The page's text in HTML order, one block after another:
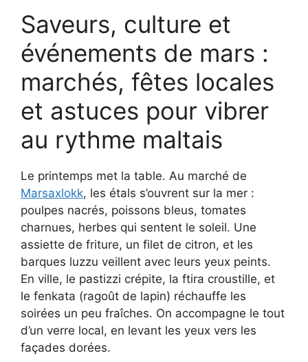
Saveurs, culture et
événements de mars :
marchés, fêtes locales
et astuces pour vibrer
au rythme maltais
Le printemps met la table. Au marché de
Marsaxlokk, les étals s’ouvrent sur la mer :
poulpes nacrés, poissons bleus, tomates
charnues, herbes qui sentent le soleil. Une
assiette de friture, un filet de citron, et les
barques luzzu veillent avec leurs yeux peints.
En ville, le pastizzi crépite, la ftira croustille, et
le fenkata (ragoût de lapin) réchauffe les
soirées un peu fraîches. On accompagne le tout
d’un verre local, en levant les yeux vers les
façades dorées.